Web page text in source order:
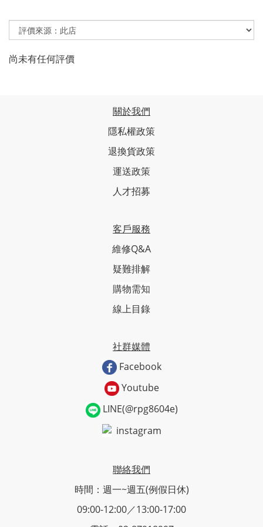
尚未有任何評價
關於我們
隱私權政策
退換貨政策
運送政策
人才招募
客戶服務
維修Q&A
疑難排解
購物需知
線上目錄
社群媒體
Facebook
Youtube
LINE(@rpg8604e)
instagram
聯絡我們
時間：週一~週五(例假日休)
09:00-12:00／13:00-17:00